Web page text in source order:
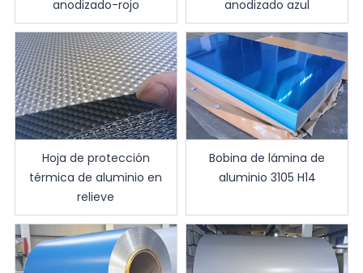
anodizado-rojo
anodizado azul
Hoja de protección
térmica de aluminio en
relieve
Bobina de lámina de
aluminio 3105 H14